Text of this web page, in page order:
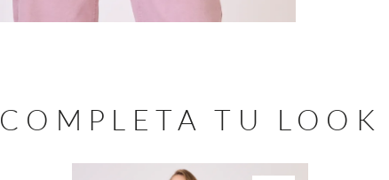
COMPLETA TU LOOK